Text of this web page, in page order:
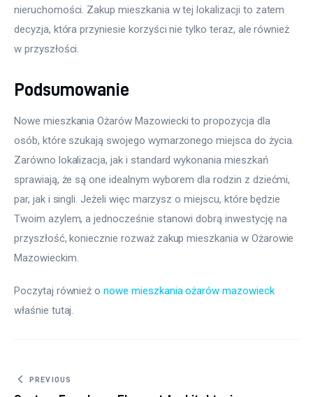
nieruchomości. Zakup mieszkania w tej lokalizacji to zatem
decyzja, która przyniesie korzyści nie tylko teraz, ale również
w przyszłości.
Podsumowanie
Nowe mieszkania Ożarów Mazowiecki to propozycja dla
osób, które szukają swojego wymarzonego miejsca do życia.
Zarówno lokalizacja, jak i standard wykonania mieszkań
sprawiają, że są one idealnym wyborem dla rodzin z dziećmi,
par, jak i singli. Jeżeli więc marzysz o miejscu, które będzie
Twoim azylem, a jednocześnie stanowi dobrą inwestycję na
przyszłość, koniecznie rozważ zakup mieszkania w Ożarowie
Mazowieckim.
Poczytaj również o nowe mieszkania ożarów mazowieck
właśnie tutaj.
Nawigacja wpisu
PREVIOUS